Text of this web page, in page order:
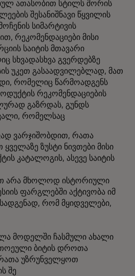
ათასობით სტილს შორის
შესანიშნავი წყვილის
სიმარტივის
რეკომენდაციები მისი
საიტის მთავარი
სხვადასხვა გვერდებზე
უკეთ გასაადვილებლად, მათ
რომელიც წარმოადგენს
რეკომენდაციების
გაზრდას, გუნდს
რომელსაც
ვარჯიშობდით, რათა
ზუსტი ნივთები მისი
კატალოგის, ასევე საიტის
არა მხოლოდ ისტორიული
ფარგლებში აქტივობა იმ
რომ მყიდველები,
მოდელში ჩასმული ახალი
ბიტის დროთა
უზრუნველყოთ
შე